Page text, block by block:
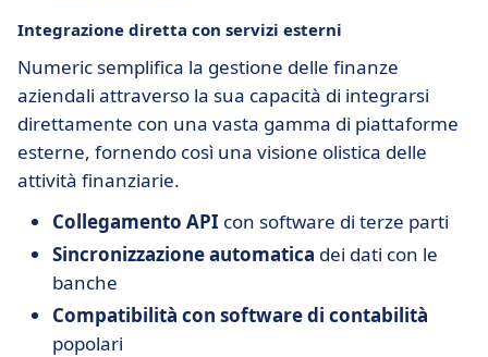
Integrazione diretta con servizi esterni
Numeric semplifica la gestione delle finanze
aziendali attraverso la sua capacità di integrarsi
direttamente con una vasta gamma di piattaforme
esterne, fornendo così una visione olistica delle
attività finanziarie.
Collegamento API con software di terze parti
Sincronizzazione automatica dei dati con le
banche
Compatibilità con software di contabilità
popolari